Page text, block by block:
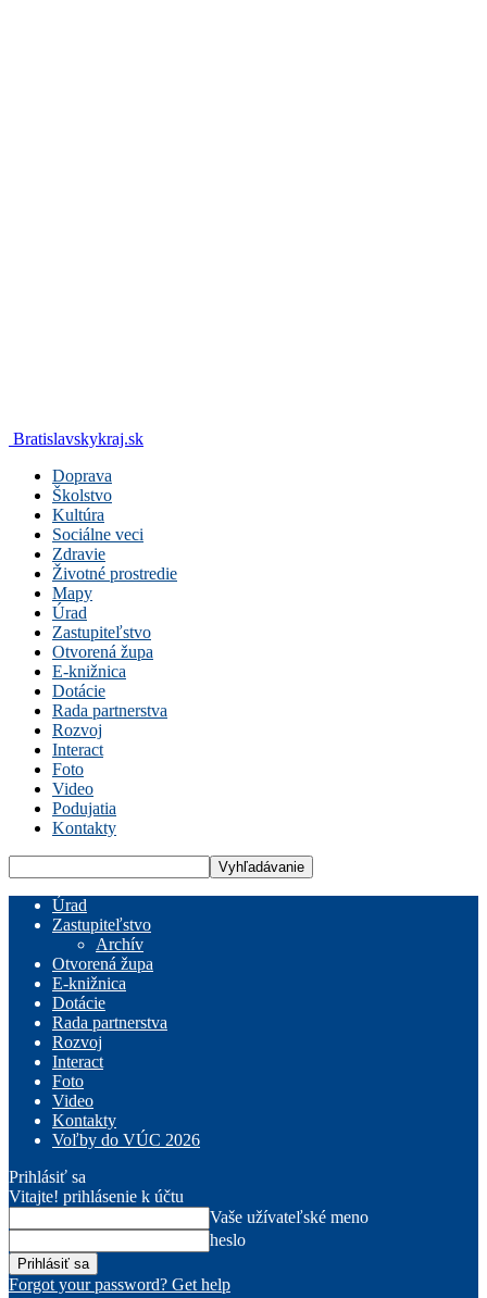
Bratislavskykraj.sk
Doprava
Školstvo
Kultúra
Sociálne veci
Zdravie
Životné prostredie
Mapy
Úrad
Zastupiteľstvo
Otvorená župa
E-knižnica
Dotácie
Rada partnerstva
Rozvoj
Interact
Foto
Video
Podujatia
Kontakty
Úrad
Zastupiteľstvo
Archív
Otvorená župa
E-knižnica
Dotácie
Rada partnerstva
Rozvoj
Interact
Foto
Video
Kontakty
Voľby do VÚC 2026
Prihlásiť sa
Vitajte! prihlásenie k účtu
Vaše užívateľské meno
heslo
Forgot your password? Get help